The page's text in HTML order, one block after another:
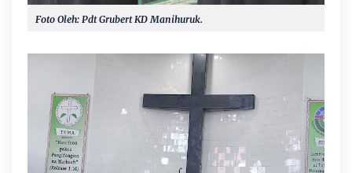
Foto Oleh: Pdt Grubert KD Manihuruk.